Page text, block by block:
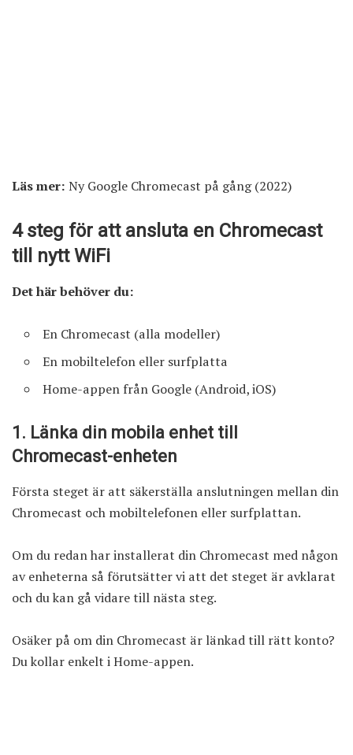
Läs mer: Ny Google Chromecast på gång (2022)
4 steg för att ansluta en Chromecast
till nytt WiFi
Det här behöver du:
En Chromecast (alla modeller)
En mobiltelefon eller surfplatta
Home-appen från Google (Android,iOS)
1. Länka din mobila enhet till
Chromecast-enheten
Första steget är att säkerställa anslutningen mellan din
Chromecast och mobiltelefonen eller surfplattan.
Om du redan har installerat din Chromecast med någon
av enheterna så förutsätter vi att det steget är avklarat
och du kan gå vidare till nästa steg.
Osäker på om din Chromecast är länkad till rätt konto?
Du kollar enkelt i Home-appen.